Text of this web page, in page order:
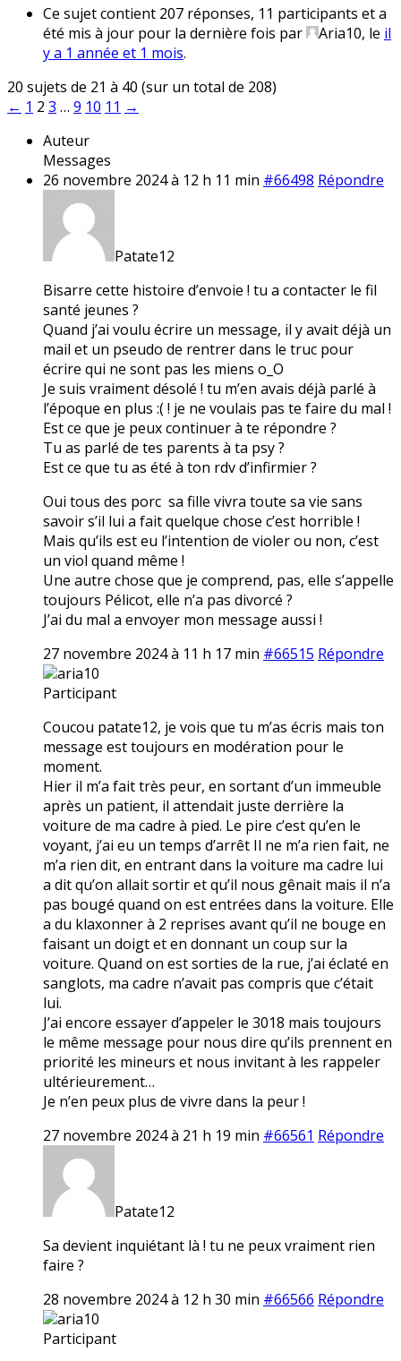
Ce sujet contient 207 réponses, 11 participants et a
été mis à jour pour la dernière fois par
Aria10, le il
y a 1 année et 1 mois.
20 sujets de 21 à 40 (sur un total de 208)
← 1 2 3 … 9 10 11 →
Auteur
Messages
26 novembre 2024 à 12 h 11 min #66498 Répondre
Patate12
Bisarre cette histoire d’envoie ! tu a contacter le fil
santé jeunes ?
Quand j’ai voulu écrire un message, il y avait déjà un
mail et un pseudo de rentrer dans le truc pour
écrire qui ne sont pas les miens o_O
Je suis vraiment désolé ! tu m’en avais déjà parlé à
l’époque en plus :( ! je ne voulais pas te faire du mal !
Est ce que je peux continuer à te répondre ?
Tu as parlé de tes parents à ta psy ?
Est ce que tu as été à ton rdv d’infirmier ?
Oui tous des porc sa fille vivra toute sa vie sans
savoir s’il lui a fait quelque chose c’est horrible !
Mais qu’ils est eu l’intention de violer ou non, c’est
un viol quand même !
Une autre chose que je comprend, pas, elle s’appelle
toujours Pélicot, elle n’a pas divorcé ?
J’ai du mal a envoyer mon message aussi !
27 novembre 2024 à 11 h 17 min #66515 Répondre
aria10
Participant
Coucou patate12, je vois que tu m’as écris mais ton
message est toujours en modération pour le
moment.
Hier il m’a fait très peur, en sortant d’un immeuble
après un patient, il attendait juste derrière la
voiture de ma cadre à pied. Le pire c’est qu’en le
voyant, j’ai eu un temps d’arrêt Il ne m’a rien fait, ne
m’a rien dit, en entrant dans la voiture ma cadre lui
a dit qu’on allait sortir et qu’il nous gênait mais il n’a
pas bougé quand on est entrées dans la voiture. Elle
a du klaxonner à 2 reprises avant qu’il ne bouge en
faisant un doigt et en donnant un coup sur la
voiture. Quand on est sorties de la rue, j’ai éclaté en
sanglots, ma cadre n’avait pas compris que c’était
lui.
J’ai encore essayer d’appeler le 3018 mais toujours
le même message pour nous dire qu’ils prennent en
priorité les mineurs et nous invitant à les rappeler
ultérieurement…
Je n’en peux plus de vivre dans la peur !
27 novembre 2024 à 21 h 19 min #66561 Répondre
Patate12
Sa devient inquiétant là ! tu ne peux vraiment rien
faire ?
28 novembre 2024 à 12 h 30 min #66566 Répondre
aria10
Participant